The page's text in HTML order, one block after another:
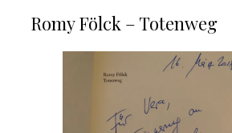
Romy Fölck – Totenweg